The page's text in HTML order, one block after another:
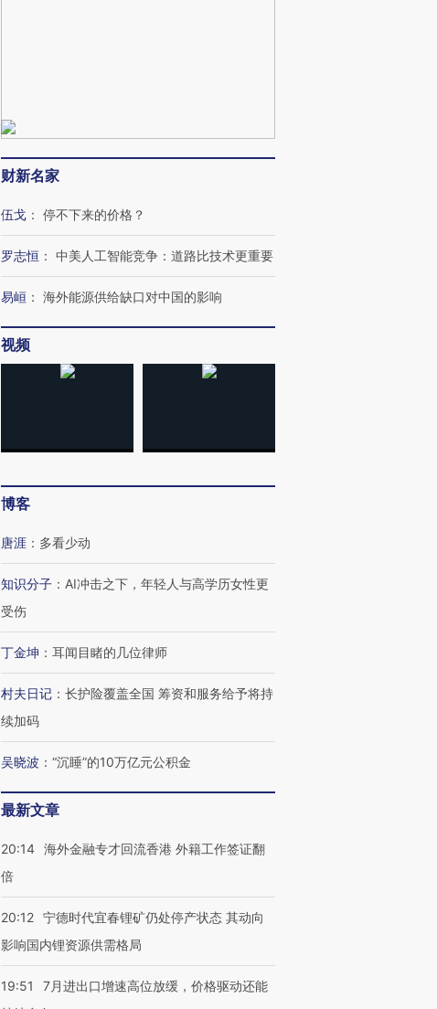
员跨国走私7万
尿检体内含3种
视线｜被称为“蟑螂”的印
育部长拱下台
视线｜“入侵”还是“人道危
飞地休达
走进第四届链博
智科技“链”接产
【特别呈现】寻找100种
CFO：不靠规模取胜，华
财新名家
伍戈 ： 停不下来的价格？
罗志恒 ： 中美人工智能竞争：道路比技术更重要
易峘 ： 海外能源供给缺口对中国的影响
视频
博客
唐涯 ： 多看少动
知识分子 ： AI冲击之下，年轻人与高学历女性更
受伤
丁金坤 ： 耳闻目睹的几位律师
村夫日记 ： 长护险覆盖全国 筹资和服务给予将持
续加码
吴晓波 ： “沉睡”的10万亿元公积金
最新文章
20:14 海外金融专才回流香港 外籍工作签证翻
倍
20:12 宁德时代宜春锂矿仍处停产状态 其动向
影响国内锂资源供需格局
19:51
7月进出口增速高位放缓，价格驱动还能